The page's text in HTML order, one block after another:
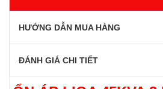
HƯỚNG DẪN MUA HÀNG
ĐÁNH GIÁ CHI TIẾT